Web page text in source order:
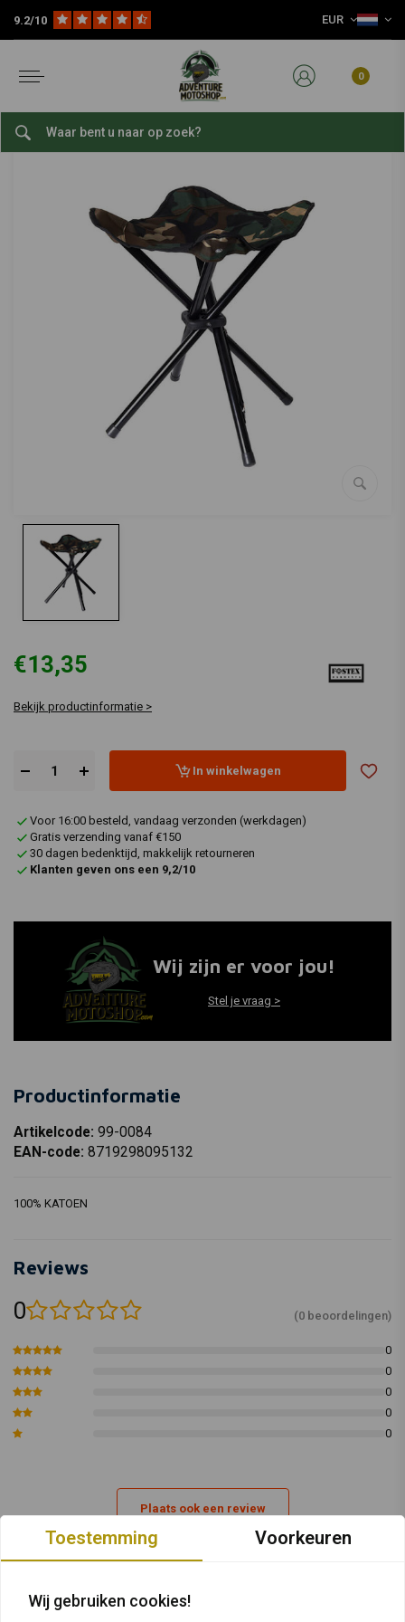
9.2/10 EUR
0
Reis Accessoires Opvouwbare Kruk Met 4 Poten
Opvouwbare Kruk Met 4 Poten
€13,35
Bekijk productinformatie >
In winkelwagen
Voor 16:00 besteld, vandaag verzonden (werkdagen)
Gratis verzending vanaf €150
30 dagen bedenktijd, makkelijk retourneren
Klanten geven ons een 9,2/10
Wij zijn er voor jou!
Stel je vraag >
Productinformatie
Artikelcode: 99-0084
EAN-code: 8719298095132
100% KATOEN
Reviews
0 (0 beoordelingen)
0
0
0
0
0
Plaats ook een review
Vergelijkbare producten
Toestemming Voorkeuren
Wij gebruiken cookies!